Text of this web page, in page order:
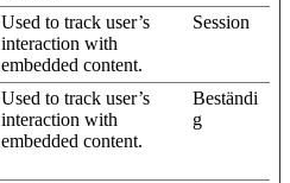
Used to track user’s
interaction with
embedded content.
Session
Used to track user’s
interaction with
embedded content.
Beständi
g